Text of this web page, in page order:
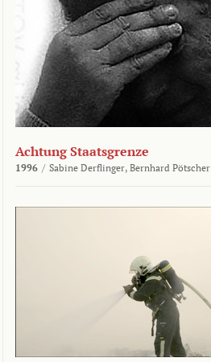
Achtung Staatsgrenze
1996 / Sabine Derflinger, Bernhard Pötscher